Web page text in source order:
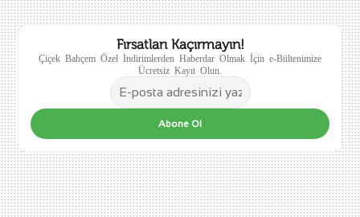
Fırsatları Kaçırmayın!
Çiçek Bahçem Özel İndirimlerden Haberdar Olmak İçin e-Bültenimize
Ücretsiz Kayıt Olun.
Abone Ol